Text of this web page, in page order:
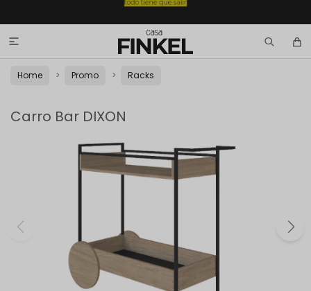

Home Promo Racks
Carro Bar DIXON